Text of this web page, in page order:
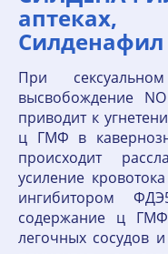
Силденафил
При
высвобождение
приводит к
ц ГМФ в
происходит
усиление
ингибитором
содержание ц
легочных сосудов